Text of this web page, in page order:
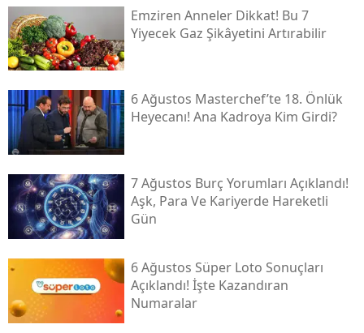
Emziren Anneler Dikkat! Bu 7
Yiyecek Gaz Şikâyetini Artırabilir
6 Ağustos Masterchef’te 18. Önlük
Heyecanı! Ana Kadroya Kim Girdi?
7 Ağustos Burç Yorumları Açıklandı!
Aşk, Para Ve Kariyerde Hareketli
Gün
6 Ağustos Süper Loto Sonuçları
Açıklandı! İşte Kazandıran
Numaralar